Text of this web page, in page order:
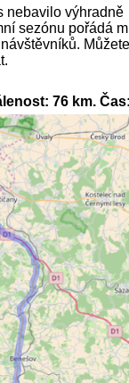
nebavilo výhradně
sezónu pořádá
76 km.